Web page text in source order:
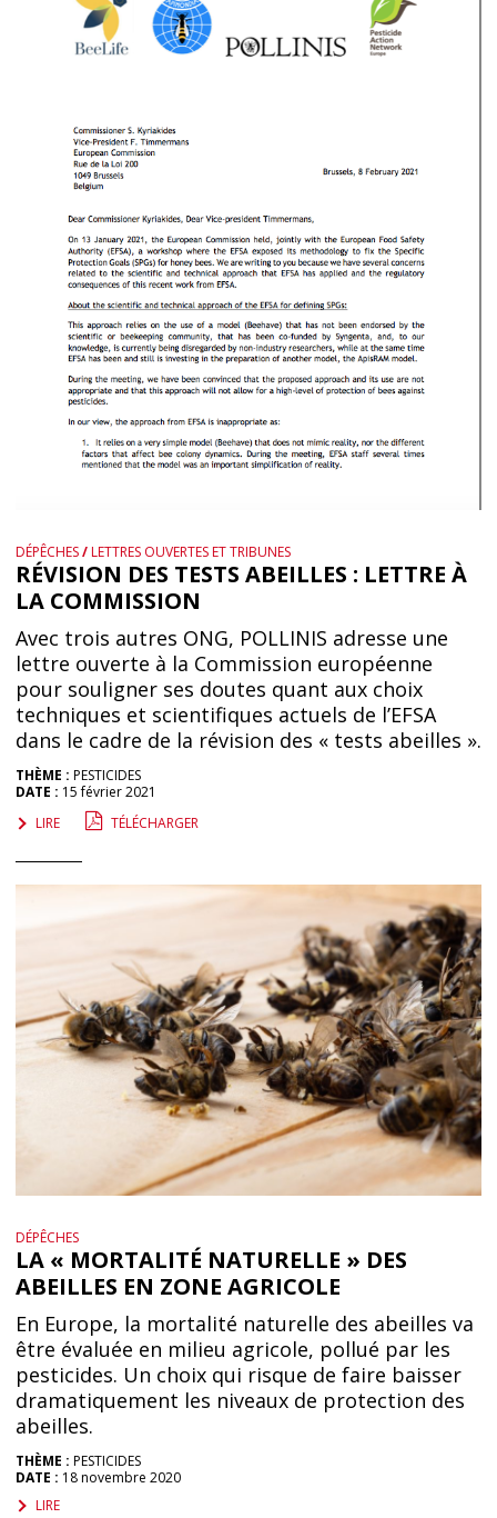
DÉPÊCHES/LETTRES OUVERTES ET TRIBUNES
RÉVISION DES TESTS ABEILLES : LETTRE À
LA COMMISSION
Avec trois autres ONG, POLLINIS adresse une
lettre ouverte à la Commission européenne
pour souligner ses doutes quant aux choix
techniques et scientifiques actuels de l’EFSA
dans le cadre de la révision des « tests abeilles ».
THÈME : PESTICIDES
DATE : 15 février 2021
LIRE
TÉLÉCHARGER
DÉPÊCHES
LA « MORTALITÉ NATURELLE » DES
ABEILLES EN ZONE AGRICOLE
En Europe, la mortalité naturelle des abeilles va
être évaluée en milieu agricole, pollué par les
pesticides. Un choix qui risque de faire baisser
dramatiquement les niveaux de protection des
abeilles.
THÈME : PESTICIDES
DATE : 18 novembre 2020
LIRE